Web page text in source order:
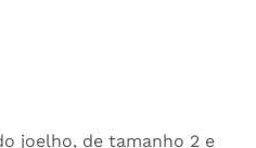
joelho, de tamanho 2 e